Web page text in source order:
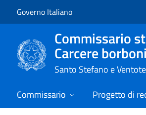
Governo Italiano
Commissario
Carcere
Santo Stefano e
Commissario Progetto di